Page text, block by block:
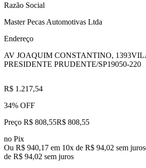
Razão Social
Master Pecas Automotivas Ltda
Endereço
AV JOAQUIM CONSTANTINO, 1393
PRESIDENTE PRUDENTE/SP19050-220
R$ 1.217,54
34% OFF
Preço R$ 808,55R$ 808,55
no Pix
Ou R$ 940,17 em 10x de R$ 94,02 sem juros
de R$ 94,02 sem juros